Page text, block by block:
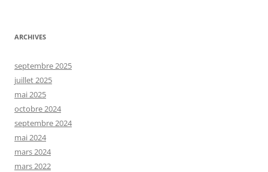
ARCHIVES
septembre 2025
juillet 2025
mai 2025
octobre 2024
septembre 2024
mai 2024
mars 2024
mars 2022